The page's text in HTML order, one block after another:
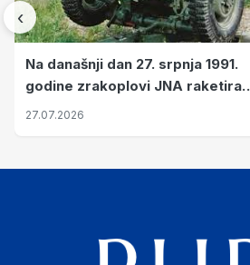
‹
Na današnji dan 27. srpnja 1991.
godine zrakoplovi JNA raketirali
su vojarnu i obučni centar "Nikola
27.07.2026